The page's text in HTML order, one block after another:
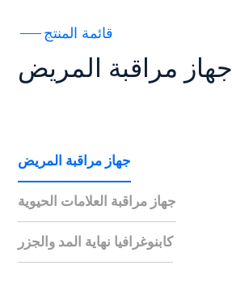
قائمة المنتج
جهاز مراقبة المريض
جهاز مراقبة المريض
جهاز مراقبة العلامات الحيوية
كابنوغرافيا نهاية المد والجزر